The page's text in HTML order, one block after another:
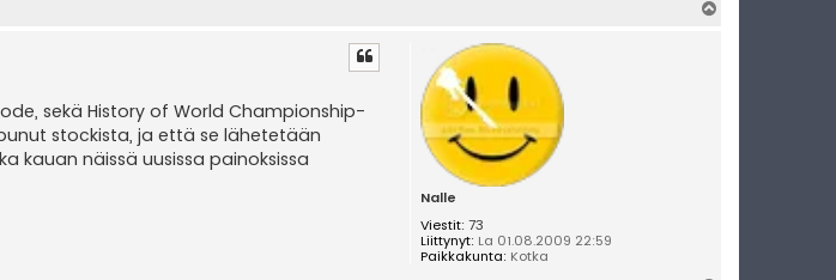
Nalle
Viestit: 73
Liittynyt: La 01.08.2009 22:59
Paikkakunta: Kotka
sekä History of World Championship-
stockista, ja että se lähetetään
kauan näissä uusissa painoksissa